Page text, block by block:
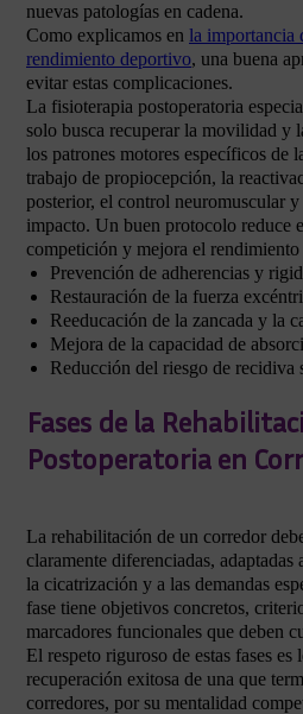
nuevas patologías en cadena.
Como explicamos en la importancia
rendimiento deportivo, una buena
evitar estas complicaciones.
La fisioterapia postoperatoria
solo busca recuperar la movilidad y
los patrones motores específicos de
trabajo de propiocepción, la
posterior, el control neuromuscular
impacto. Un buen protocolo reduce
competición y mejora el
Prevención de adherencias y
Restauración de la fuerza
Reeducación de la zancada y la
Mejora de la capacidad de
Reducción del riesgo de recidiva
Fases de la
Postoperatoria en
La rehabilitación de un corredor
claramente diferenciadas,
la cicatrización y a las demandas
fase tiene objetivos concretos,
marcadores funcionales que deben
El respeto riguroso de estas fases
recuperación exitosa de una que
corredores, por su mentalidad